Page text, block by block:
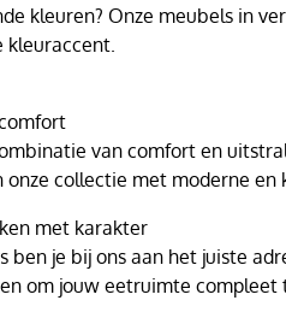
kleuren? Onze meubels in
kleuraccent.
van comfort en
collectie met moderne en
met karakter
ben je bij ons aan het juiste
om jouw eetruimte compleet